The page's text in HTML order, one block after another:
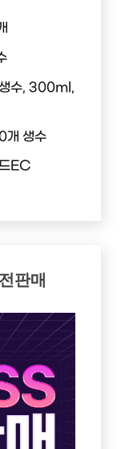
수, 300ml,
개 생수
EC
판매